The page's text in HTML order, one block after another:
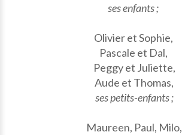
ses enfants ;
Olivier et Sophie,
Pascale et Dal,
Peggy et Juliette,
Aude et Thomas,
ses petits-enfants ;
Maureen, Paul, Milo,